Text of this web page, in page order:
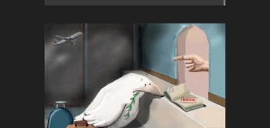
اخبار 2 ماه قبل
رویداد کارگاهی کارتون و پوستر
«ایران سربلند» به ا…
اخبار 6 ماه قبل